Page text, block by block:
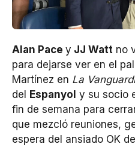
Alan Pace y JJ Watt no
para dejarse ver en el
Martínez en La
del Espanyol y su socio
fin de semana para
que mezcló reuniones,
espera del ansiado OK